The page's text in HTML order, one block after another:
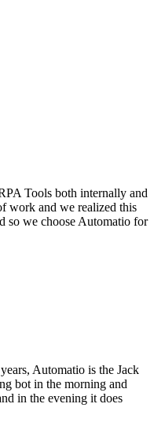
Tools both internally and
work and we realized this
so we choose Automatio for
Automatio is the Jack
bot in the morning and
in the evening it does